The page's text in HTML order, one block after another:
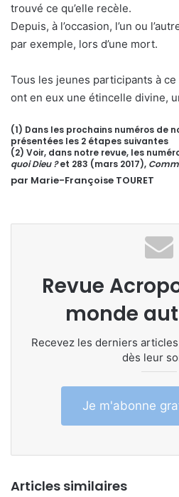
trouvé ce qu’elle recèle.
Depuis, à l’occasion, l’un ou
par exemple, lors d’une mort.
Tous les jeunes participants à ce
ont en eux une étincelle divine,
(1) Dans les prochains numéros de
présentées les 2 étapes suivantes
(2) Voir, dans notre revue, les
quoi Dieu ?et 283 (mars 2017),
par Marie-Françoise TOURET
Revue
monde
Recevez les derniers
dès leur
Je m'abonne
Articles similaires